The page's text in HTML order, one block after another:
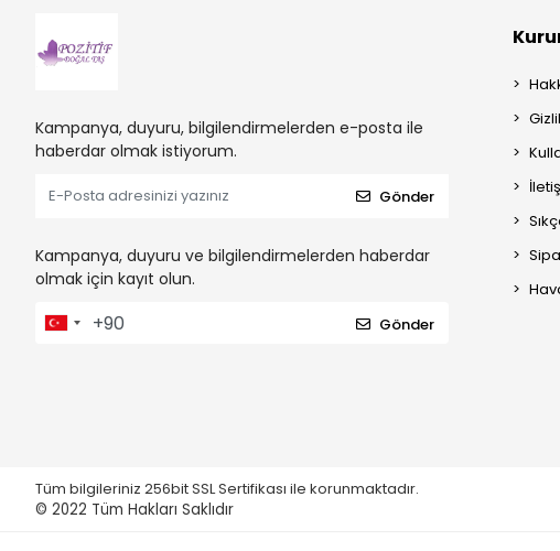
Kampanya, duyuru, bilgilendirmelerden e-posta ile
haberdar olmak istiyorum.
Gönder
Kampanya, duyuru ve bilgilendirmelerden haberdar
olmak için kayıt olun.
Gönder
Tüm bilgileriniz 256bit SSL Sertifikası ile korunmaktadır.
© 2022 Tüm Hakları Saklıdır